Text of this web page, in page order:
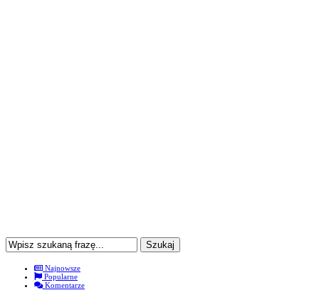
Najnowsze
Popularne
Komentarze